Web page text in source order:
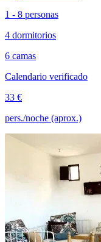
1 - 8 personas
4 dormitorios
6 camas
Calendario verificado
33 €
pers./noche (aprox.)